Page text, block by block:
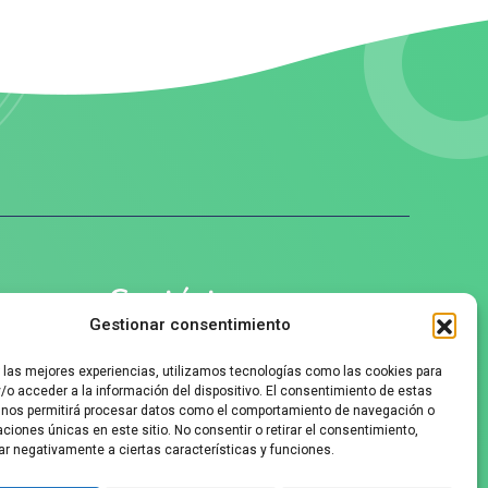
Gestionar consentimiento
las mejores experiencias, utilizamos tecnologías como las cookies para
o acceder a la información del dispositivo. El consentimiento de estas
permitirá procesar datos como el comportamiento de navegación o
únicas en este sitio. No consentir o retirar el consentimiento,
negativamente a ciertas características y funciones.
Contáctanos
+34 625912090
info@ozziefriends.com